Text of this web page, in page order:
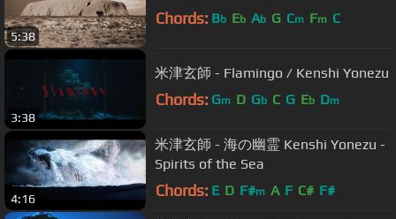
5:38
Chords: Bb Eb Ab G Cm Fm C
3:38
米津玄師 - Flamingo / Kenshi Yonezu
Chords: Gm D Gb C G Eb Dm
4:16
米津玄師 - 海の幽霊 Kenshi Yonezu -
Spirits of the Sea
Chords: E D F#m A F C# F#